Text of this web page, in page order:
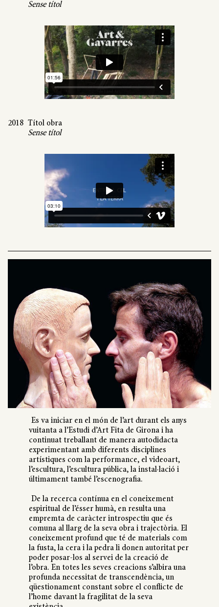
Sense títol
2018 Títol obra
Sense títol
Es va iniciar en el món de l’art durant els anys
vuitanta a l’Estudi d’Art Fita de Girona i ha
continuat treballant de manera autodidacta
experimentant amb diferents disciplines
artístiques com la performance, el videoart,
l’escultura, l’escultura pública, la instal·lació i
últimament també l’escenografia.
De la recerca contínua en el coneixement
espiritual de l’ésser humà, en resulta una
empremta de caràcter introspectiu que és
comuna al llarg de la seva obra i trajectòria. El
coneixement profund que té de materials com
la fusta, la cera i la pedra li donen autoritat per
poder posar-los al servei de la creació de
l’obra. En totes les seves creacions s’albira una
profunda necessitat de transcendència, un
qüestionament constant sobre el conflicte de
l’home davant la fragilitat de la seva